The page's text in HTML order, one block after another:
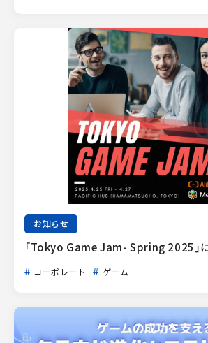
お知らせ
「Tokyo Game Jam- Spring 2025」
コーポレート ゲーム